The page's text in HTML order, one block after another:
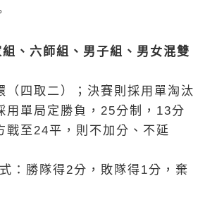
、六師組、男子組、男女混雙
（四取二）；決賽則採用單淘汰
用單局定勝負，25分制，13分
戰至24平，則不加分、不延
：勝隊得2分，敗隊得1分，棄